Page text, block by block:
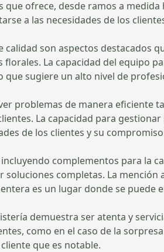
que ofrece, desde ramos a
a las necesidades de los
calidad son aspectos destacados
La capacidad del equipo
sugiere un alto nivel de
problemas de manera eficiente
La capacidad para
de los clientes y su
complementos para la
soluciones completas. La
es un lugar donde se puede
demuestra ser atenta y
como en el caso de la
que es notable.